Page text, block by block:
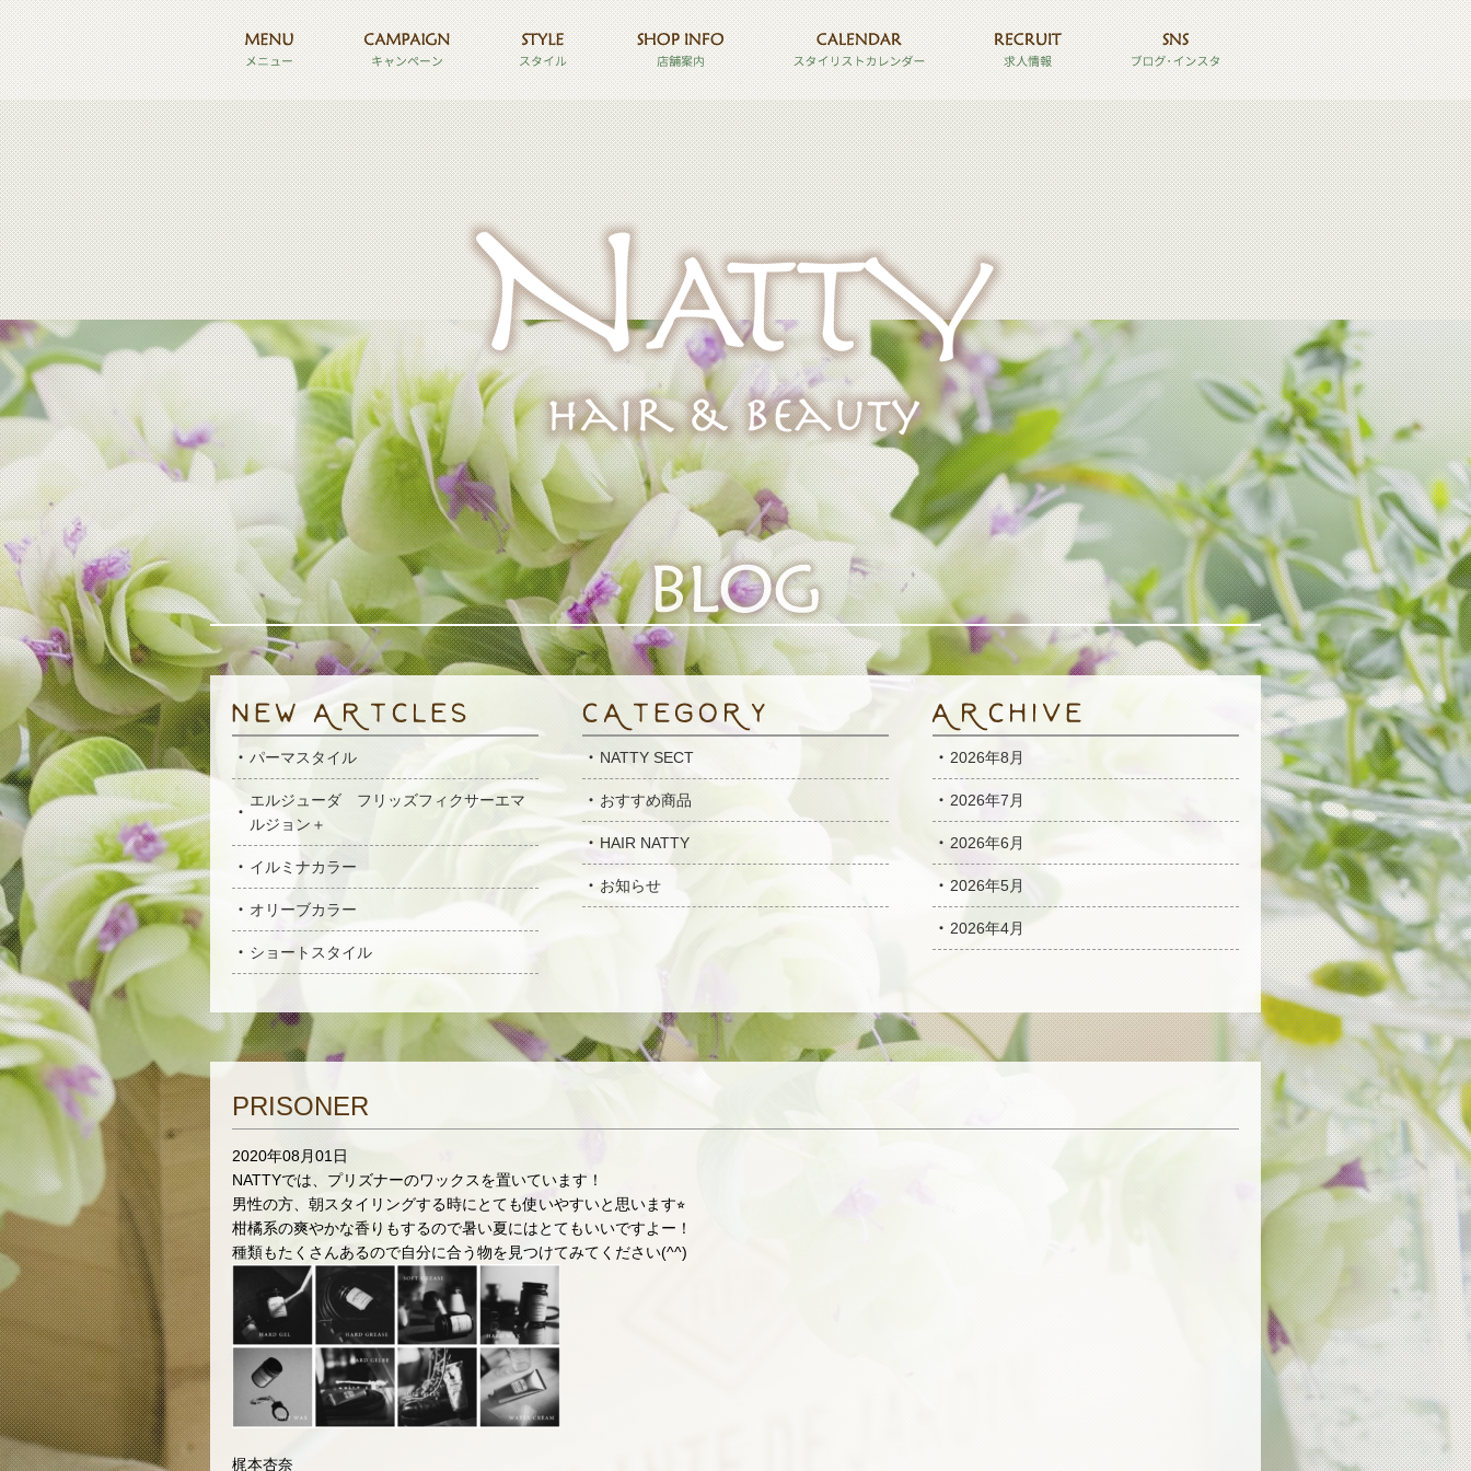
パーマスタイル
エルジューダ フリッズフィクサーエマ
ルジョン＋
イルミナカラー
オリーブカラー
ショートスタイル
NATTY SECT
おすすめ商品
HAIR NATTY
お知らせ
2026年8月
2026年7月
2026年6月
2026年5月
2026年4月
PRISONER
2020年08月01日
NATTYでは、プリズナーのワックスを置いています！
男性の方、朝スタイリングする時にとても使いやすいと思います⭐︎
柑橘系の爽やかな香りもするので暑い夏にはとてもいいですよー！
種類もたくさんあるので自分に合う物を見つけてみてください(^^)
梶本杏奈